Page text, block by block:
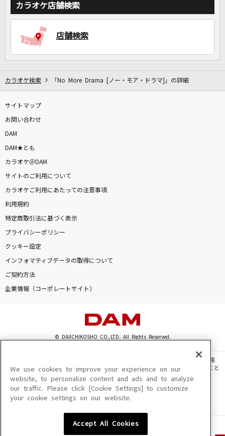
カラオケ店舗検索
店舗検索
カラオケ検索 「No More Drama [ノー・モア・ドラマ]」の詳細
サイトマップ
お問い合わせ
DAM
DAM★とも
カラオケ＠DAM
サイトのご利用について
カラオケご利用にあたっての注意事項
利用規約
特定商取引法に基づく表示
プライバシーポリシー
クッキー設定
インフォマティブデータの取得について
ご契約方法
企業情報（コーポレートサイト）
© DAIICHIKOSHO CO.,LTD. All Rights Reserved.
このサイトに掲載されている一切の文章・画像・写真・動画・音声等を、手段や形態
を問わず、著作権法の定める範囲を超えて無断で複製、転載、ファイル化などすること
を禁じます。
楽曲及びコンテンツは、機種によりご利用いただけない場合があります。
楽曲及びコンテンツの配信日、配信内容が変更になる場合があります。
We use cookies to improve your experience on our
website, to personalize content and ads and to analyze
our traffic. Please click [Cookie Settings] to customize
your cookie settings on our website.
Accept All Cookies